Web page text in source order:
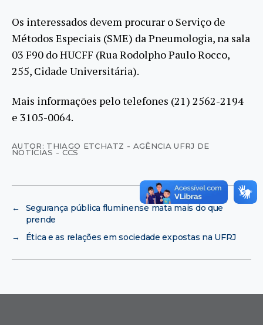
Os interessados devem procurar o Serviço de
Métodos Especiais (SME) da Pneumologia, na sala
03 F90 do HUCFF (Rua Rodolpho Paulo Rocco,
255, Cidade Universitária).
Mais informações pelo telefones (21) 2562-2194
e 3105-0064.
AUTOR: THIAGO ETCHATZ - AGÊNCIA UFRJ DE
NOTÍCIAS - CCS
←
Segurança pública fluminense mata mais do que
prende
→
Ética e as relações em sociedade expostas na UFRJ